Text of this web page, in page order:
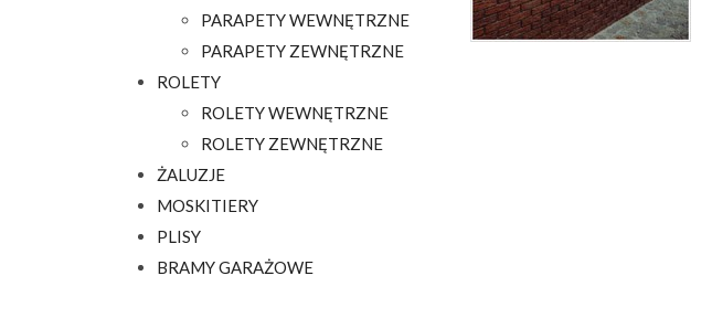
PARAPETY WEWNĘTRZNE
PARAPETY ZEWNĘTRZNE
ROLETY
ROLETY WEWNĘTRZNE
ROLETY ZEWNĘTRZNE
ŻALUZJE
MOSKITIERY
PLISY
BRAMY GARAŻOWE